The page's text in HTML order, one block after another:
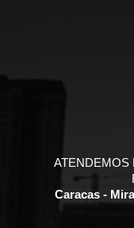
ATENDEMOS
Caracas -